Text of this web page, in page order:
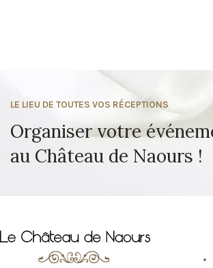
LE LIEU DE TOUTES VOS RÉCEPTIONS
Organiser votre
au Château de Naours !